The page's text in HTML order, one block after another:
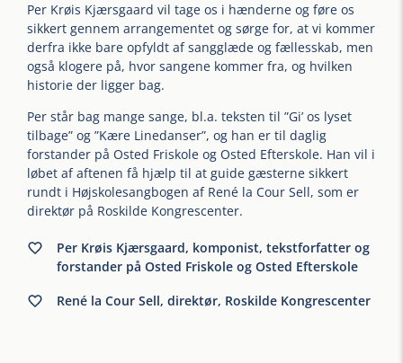
Per Krøis Kjærsgaard vil tage os i hænderne og føre os
sikkert gennem arrangementet og sørge for, at vi kommer
derfra ikke bare opfyldt af sangglæde og fællesskab, men
også klogere på, hvor sangene kommer fra, og hvilken
historie der ligger bag.
Per står bag mange sange, bl.a. teksten til ”Gi’ os lyset
tilbage” og ”Kære Linedanser”, og han er til daglig
forstander på Osted Friskole og Osted Efterskole. Han vil i
løbet af aftenen få hjælp til at guide gæsterne sikkert
rundt i Højskolesangbogen af René la Cour Sell, som er
direktør på Roskilde Kongrescenter.
Per Krøis Kjærsgaard, komponist, tekstforfatter og
forstander på Osted Friskole og Osted Efterskole
René la Cour Sell, direktør, Roskilde Kongrescenter